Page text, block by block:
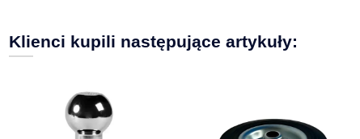
Klienci kupili następujące artykuły: